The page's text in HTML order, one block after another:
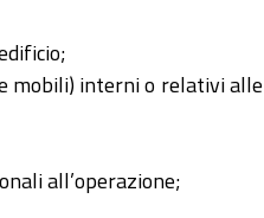
mobili) interni o relativi alle
all’operazione;